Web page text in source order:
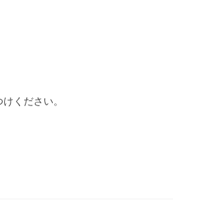
ください。